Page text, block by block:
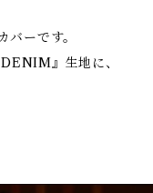
ーです。
』生地に、